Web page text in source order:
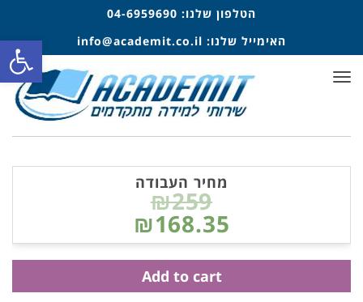
הטלפון שלנו: 04-6959690
האימייל שלנו: info@academit.co.il
תפריט
מחיר העבודה
₪259
₪168.35
Add to cart
פתח